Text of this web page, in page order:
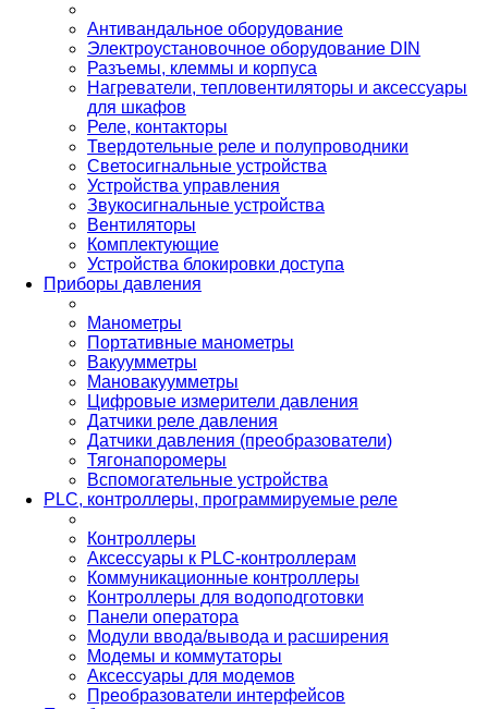
Антивандальное оборудование
Электроустановочное оборудование DIN
Разъемы, клеммы и корпуса
Нагреватели, тепловентиляторы и аксессуары
для шкафов
Реле, контакторы
Твердотельные реле и полупроводники
Светосигнальные устройства
Устройства управления
Звукосигнальные устройства
Вентиляторы
Комплектующие
Устройства блокировки доступа
Приборы давления
Манометры
Портативные манометры
Вакуумметры
Мановакуумметры
Цифровые измерители давления
Датчики реле давления
Датчики давления (преобразователи)
Тягонапоромеры
Вспомогательные устройства
PLС, контроллеры, программируемые реле
Контроллеры
Аксессуары к PLC-контроллерам
Коммуникационные контроллеры
Контроллеры для водоподготовки
Панели оператора
Модули ввода/вывода и расширения
Модемы и коммутаторы
Аксессуары для модемов
Преобразователи интерфейсов